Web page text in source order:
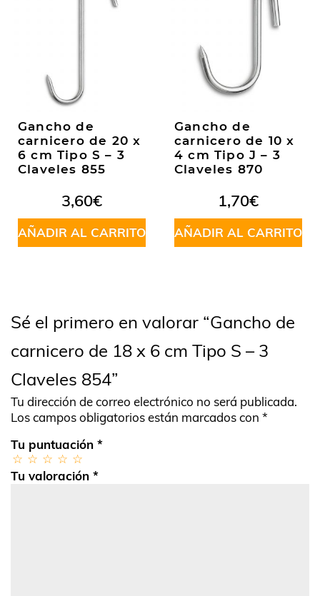
Gancho de
carnicero de 20 x
6 cm Tipo S – 3
Claveles 855
3,60€
AÑADIR AL CARRITO
Gancho de
carnicero de 10 x
4 cm Tipo J – 3
Claveles 870
1,70€
AÑADIR AL CARRITO
Sé el primero en valorar “Gancho de
carnicero de 18 x 6 cm Tipo S – 3
Claveles 854”
Tu dirección de correo electrónico no será publicada.
Los campos obligatorios están marcados con *
Tu puntuación *
Tu valoración *